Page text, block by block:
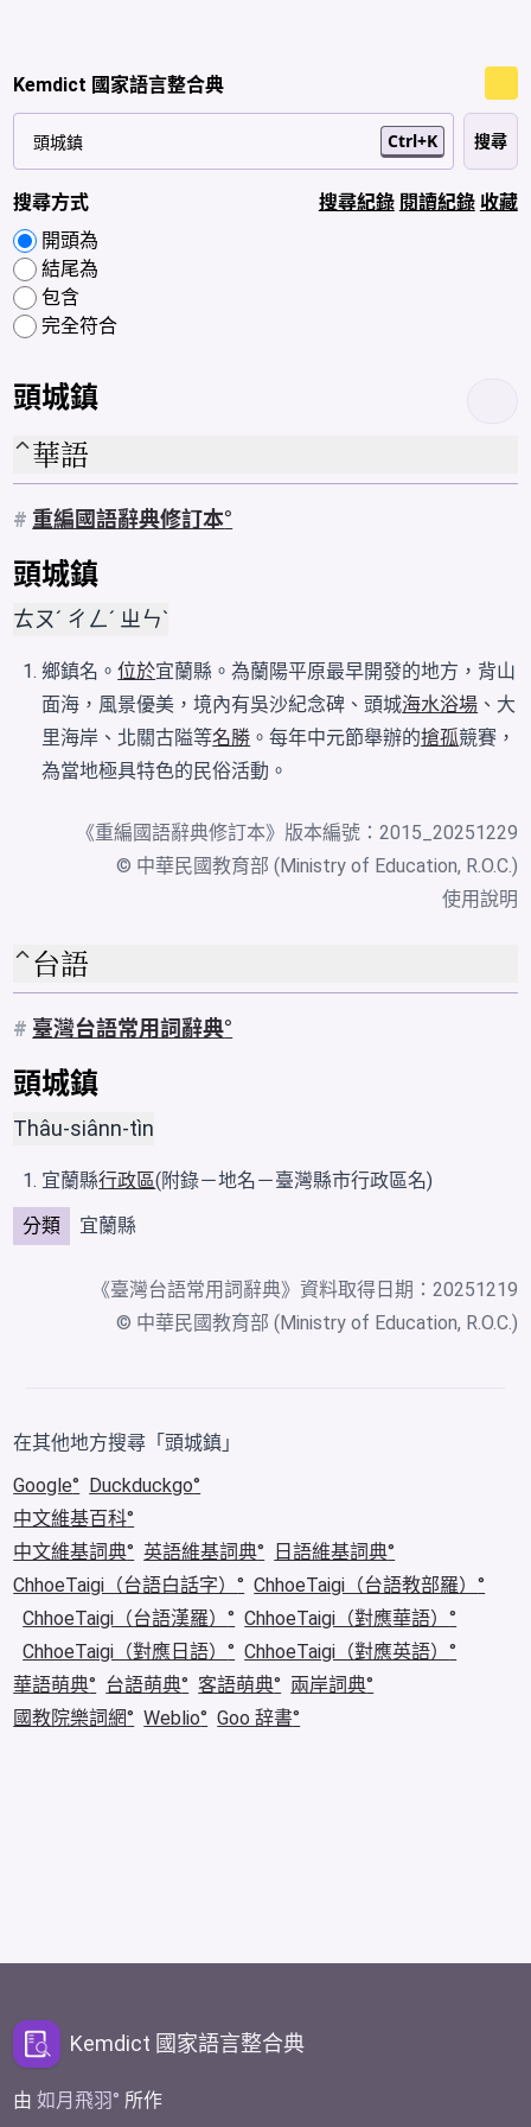
Kemdict 國家語言整合典
Ctrl+K
搜尋方式
開頭為
結尾為
包含
完全符合
搜尋紀錄 閱讀紀錄 收藏
頭城鎮
華語
# 重編國語辭典修訂本
頭城鎮
ㄊㄡˊ ㄔㄥˊ ㄓㄣˋ
鄉鎮名。位於宜蘭縣。為蘭陽平原最早開發的地方，背山
面海，風景優美，境內有吳沙紀念碑、頭城海水浴場 、大
里海岸、北關古隘等名勝 。每年中元節舉辦的搶孤競賽，
為當地極具特色的民俗活動。
《重編國語辭典修訂本》版本編號：2015_20251229
© 中華民國教育部 (Ministry of Education, R.O.C.)
使用說明
台語
# 臺灣台語常用詞辭典
頭城鎮
Thâu-siânn-tìn
宜蘭縣行政區(附錄－地名－臺灣縣市行政區名)
分類
宜蘭縣
《臺灣台語常用詞辭典》資料取得日期：20251219
© 中華民國教育部 (Ministry of Education, R.O.C.)
在其他地方搜尋「頭城鎮」
Google
Duckduckgo
中文維基百科
中文維基詞典
英語維基詞典
日語維基詞典
ChhoeTaigi（台語白話字）
ChhoeTaigi（台語教部羅）
ChhoeTaigi（台語漢羅）
ChhoeTaigi（對應華語）
ChhoeTaigi（對應日語）
ChhoeTaigi（對應英語）
華語萌典
台語萌典 客語萌典
兩岸詞典
國教院樂詞網
Weblio Goo 辞書
Kemdict 國家語言整合典
由如月飛羽 所作